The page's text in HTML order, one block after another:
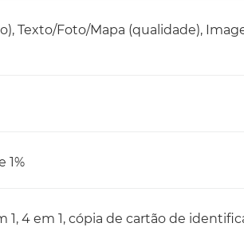
Texto/Foto/Mapa (qualidade),
1%
1, 4 em 1, cópia de cartão de